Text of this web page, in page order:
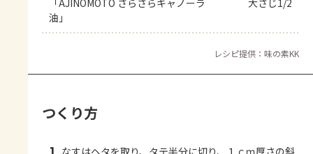
「AJINOMOTO さらさらキャノーラ
油」
大さじ1/2
レシピ提供：味の素KK
つくり方